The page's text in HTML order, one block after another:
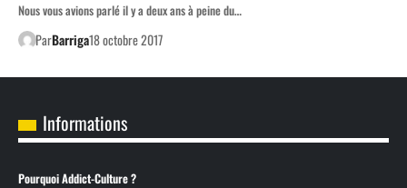
Nous vous avions parlé il y a deux ans à peine du…
ParBarriga18 octobre 2017
Informations
Pourquoi Addict-Culture ?